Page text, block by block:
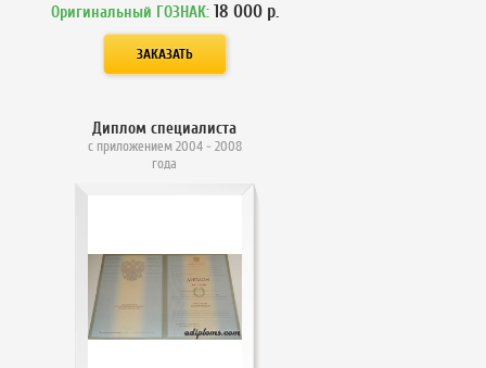
Оригинальный ГОЗНАК: 18 000р.
Диплом специалиста
с приложением 2004 - 2008
года